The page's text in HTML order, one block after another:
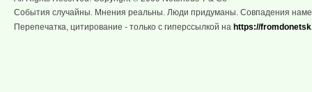
События случайны. Мнения реальны. Люди придуманы. Совпадения
Перепечатка, цитирование - только с гиперссылкой на https://